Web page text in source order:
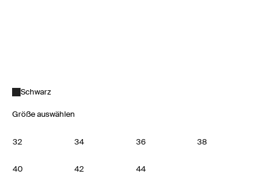
Schwarz
Größe auswählen
32 34 36 38
40 42 44